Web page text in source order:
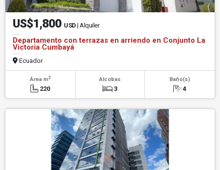
US$1,800 USD | Alquiler
Departamento con terrazas en arriendo en Conjunto La
Victoria Cumbayá
Ecuador
Área m2
220
Alcobas
3
Baño(s)
4